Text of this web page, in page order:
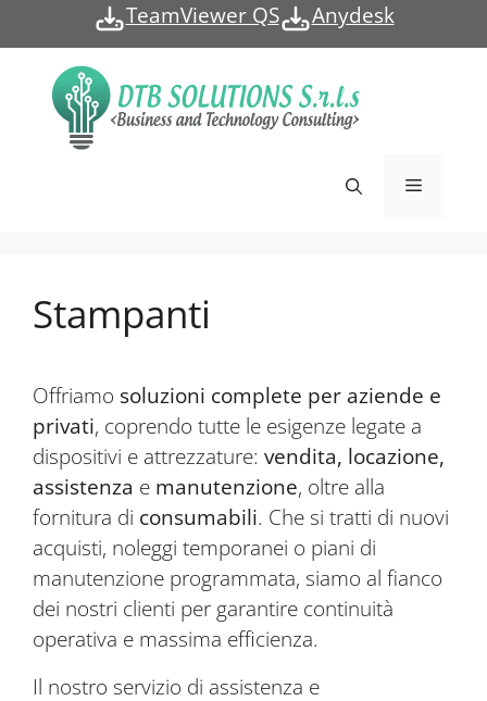
al
contenuto
TeamViewer QS Anydesk
Menu
Stampanti
Offriamo soluzioni complete per aziende e
privati, coprendo tutte le esigenze legate a
dispositivi e attrezzature: vendita, locazione,
assistenza e manutenzione, oltre alla
fornitura di consumabili. Che si tratti di nuovi
acquisti, noleggi temporanei o piani di
manutenzione programmata, siamo al fianco
dei nostri clienti per garantire continuità
operativa e massima efficienza.
Il nostro servizio di assistenza e